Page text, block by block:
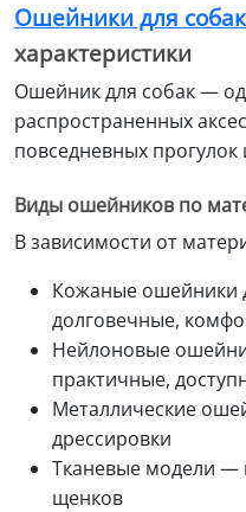
Ошейники для собак
характеристики
Ошейник для собак —
распространенных
повседневных прогулок
Виды ошейников по
В зависимости от
Кожаные ошейники
долговечные,
Нейлоновые
практичные,
Металлические
дрессировки
Тканевые модели —
щенков